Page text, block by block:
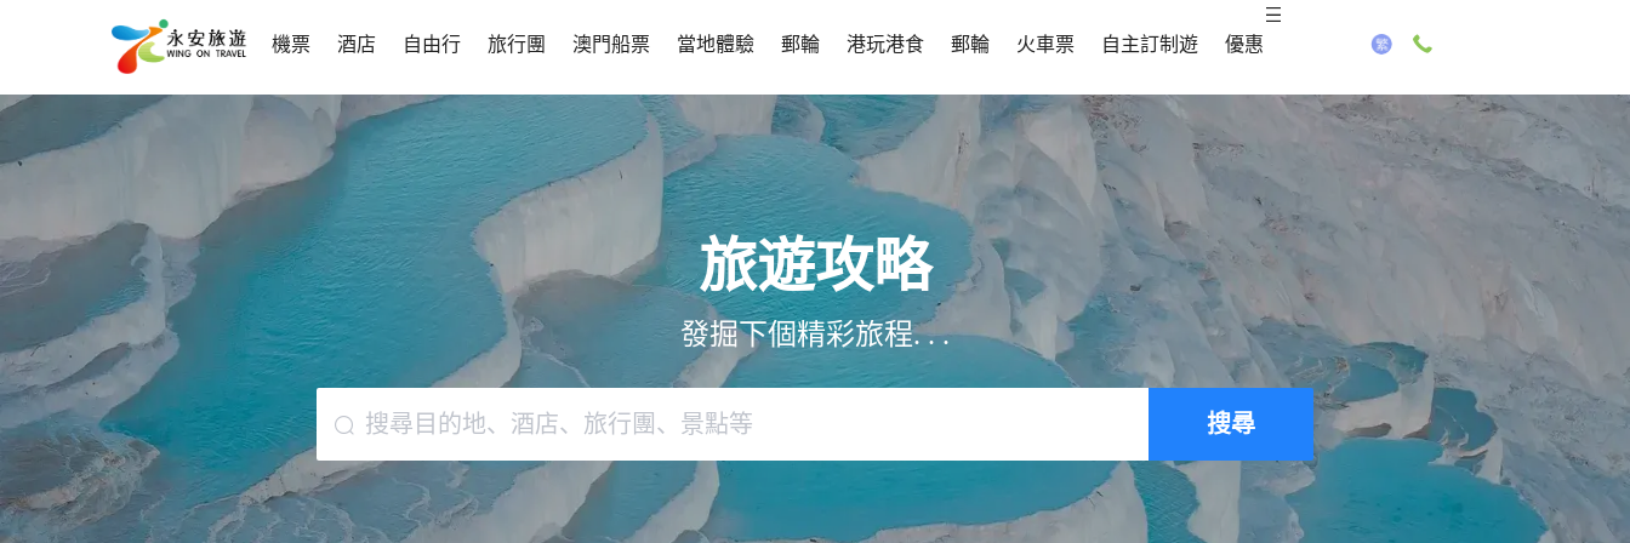
機票 酒店 自由行 旅行團 澳門船票 當地體驗 郵輪 港玩港食 郵輪 火車票 自主訂制遊 優惠
旅遊攻略
發掘下個精彩旅程. . .
搜尋